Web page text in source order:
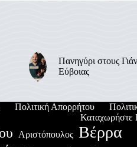
Πανηγύρι στους
Εύβοιας
Πολιτική Απορρήτου
Καταχωρήστε
Αριστόπουλος Βέρρα